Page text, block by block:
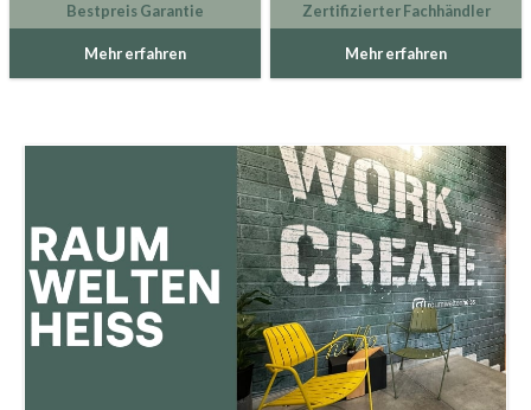
Bestpreis Garantie
Mehr erfahren
Zertifizierter Fachhändler
Mehr erfahren